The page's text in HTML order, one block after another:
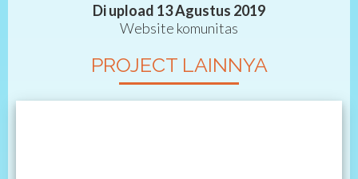
Di upload 13 Agustus 2019
Website komunitas
PROJECT LAINNYA